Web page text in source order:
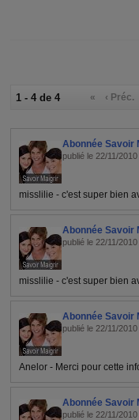
1 - 4 de 4 « ‹ Préc.
Abonnée Savoir
publié le 22/11/
misslilie - c'est super bien
Abonnée Savoir
publié le 22/11/
misslilie - c'est super bien
Abonnée Savoir
publié le 22/11/
Anelor - Merci pour cette
Abonnée Savoir
publié le 22/11/